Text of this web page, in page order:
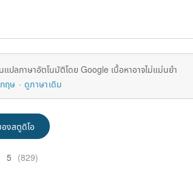
แปลภาษาอัตโนมัติโดย Google เนื้อหาอาจไม่แม่นยำ
ฤษ
ดูภาษาเดิม
งสตูดิโอ
5 (829)